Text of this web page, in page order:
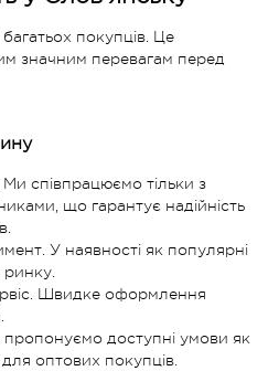
покупців. Це
значним перевагам перед
Ми співпрацюємо тільки з
що гарантує надійність
У наявності як популярні
ринку.
Швидке оформлення
пропонуємо доступні умови як
оптових покупців.